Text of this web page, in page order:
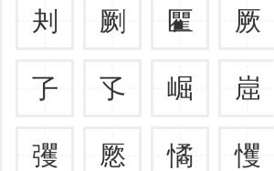
刔 劂 匷 厥
孒 孓 崛 崫
彏 憠 憰 戄